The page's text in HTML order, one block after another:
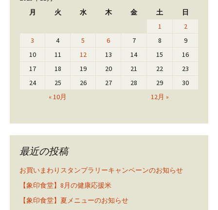
月
火 水 木 金 土 日
« 10月 12月 »
1
2
3
4 5 6 7 8
9
10
11 12 13 14 15
16
17
18 19 20 21 22
23
24
25 26 27 28 29 30
最近の投稿
お買いまわりスタンプラリーキャンペーンのお知らせ
【象印食堂】8月の健康応援米
【象印食堂】夏メニューのお知らせ